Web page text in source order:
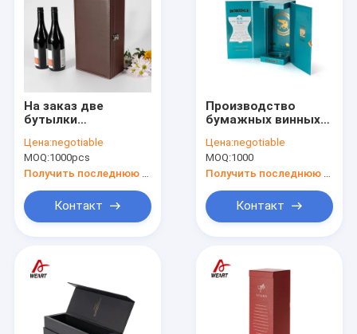
На заказ две
бутылки
PU кожи шитья
красного вина
упаковки коробки с
открывателем
бутылок и других
аксессуаров
Цена:negotiable
MOQ:1000pcs
Контакт
Производство
бумажных винных
Цена:negotiable
MOQ:1000
Контакт